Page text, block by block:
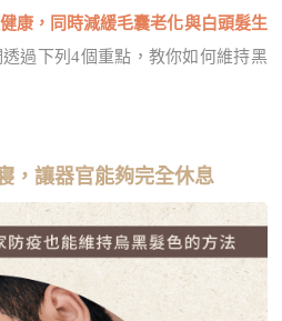
康，同時減緩毛囊老化與白頭髮生
過下列4個重點，教你如何維持黑
，讓器官能夠完全休息